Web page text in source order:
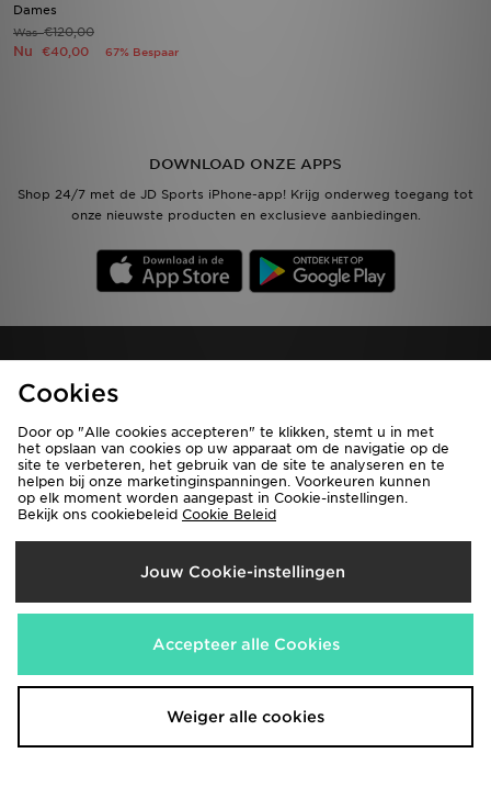
Dames
Was€120,00
Nu €40,00 67% Bespaar
DOWNLOAD ONZE APPS
Shop 24/7 met de JD Sports iPhone-app! Krijg onderweg toegang tot
onze nieuwste producten en exclusieve aanbiedingen.
Registreren
Bekijk de volledige site van JD Sports
Vind een winkel
Algemene voorwaarden
Privacybeleid
Wie wij zijn
Cookie Settings
Vacatures
Bestellingen en Levering
Partnerprogramma
Cookies
Door op "Alle cookies accepteren" te klikken, stemt u in met
het opslaan van cookies op uw apparaat om de navigatie op de
site te verbeteren, het gebruik van de site te analyseren en te
helpen bij onze marketinginspanningen. Voorkeuren kunnen
op elk moment worden aangepast in Cookie-instellingen.
Bekijk ons cookiebeleid Cookie Beleid
Jouw Cookie-instellingen
Accepteer alle Cookies
Weiger alle cookies